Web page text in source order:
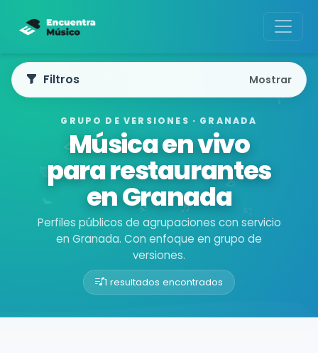
GRUPO DE VERSIONES · GRANADA
Música en vivo
para restaurantes
en Granada
Perfiles públicos de agrupaciones con servicio
en Granada. Con enfoque en grupo de
versiones.
1 resultados encontrados
Buscador de músicos
Filtros Mostrar